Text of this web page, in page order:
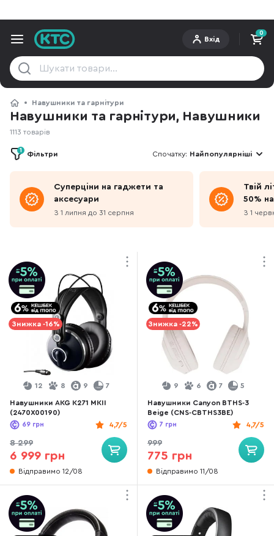
Вхід
0
Навушники та гарнітури
Суперціни на гаджети та
аксесуари
З 1 липня до 31 серпня
Твій
50%
З 1
Навушники та гарнітури, Навушники
1113 товарів
Фільтри
1 Спочатку: Найпопулярніші
Знижка -16%
12 8 9 7
Навушники AKG K271 MKII
(2470X00190)
4,7/5
69 грн
8 299
6 999 грн
Відправимо 12/08
Знижка -22%
9 6 7 5
Навушники Canyon BTHS-3
Beige (CNS-CBTHS3BE)
4,7/5
7 грн
999
775 грн
Відправимо 11/08